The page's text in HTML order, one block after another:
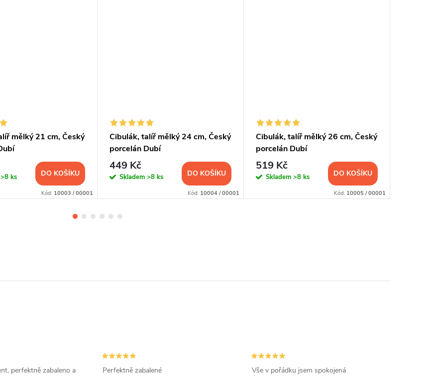
mělký 21 cm, Český
>8 ks DO KOŠÍKU
Kód: 10003 / 00001
Cibulák, talíř mělký 24 cm, Český
porcelán Dubí
449 Kč
Skladem >8 ks DO KOŠÍKU
Kód: 10004 / 00001
Cibulák, talíř mělký 26 cm, Český
porcelán Dubí
519 Kč
Skladem >8 ks DO KOŠÍKU
Kód: 10005 / 00001
perfektně zabaleno a
Perfektně zabalené
Vše v pořádku jsem spokojená